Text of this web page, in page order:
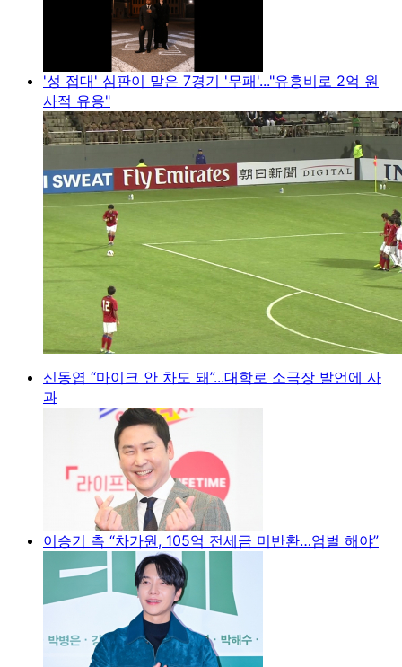
'성 접대' 심판이 맡은 7경기 '무패'..."유흥비로 2억 원
사적 유용"
신동엽 “마이크 안 차도 돼”...대학로 소극장 발언에 사
과
이승기 측 “차가원, 105억 전세금 미반환…엄벌 해야”